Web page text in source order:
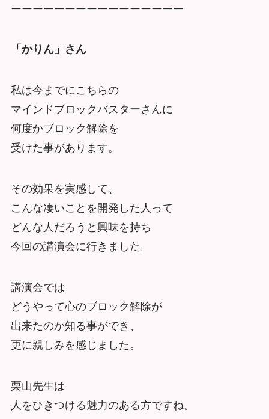
ーーーーーーーーーーーーーーーー
「かりん」さん
私は今までにこちらの
マインドブロックバスターさんに
何度かブロック解除を
受けた事があります。
その効果を実感して、
こんな凄いことを開発した人って
どんな人だろうと興味を持ち
今回の講演会に行きました。
講演会では
どうやって心のブロック解除が
出来たのか知る事ができ、
更に親 しみを感じました。
栗山先生は
人をひきつける魅力のある方ですね。